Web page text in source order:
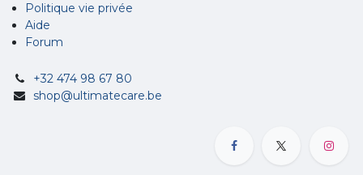
Politique vie privée
Aide
Forum
+32 474 98 67 80
shop@ultimatecare.be